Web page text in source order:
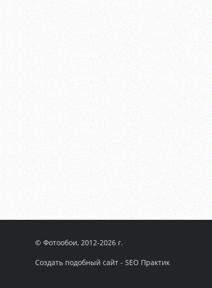
© Фотообои, 2012-2026 г.
Создать подобный сайт - SEO Практик